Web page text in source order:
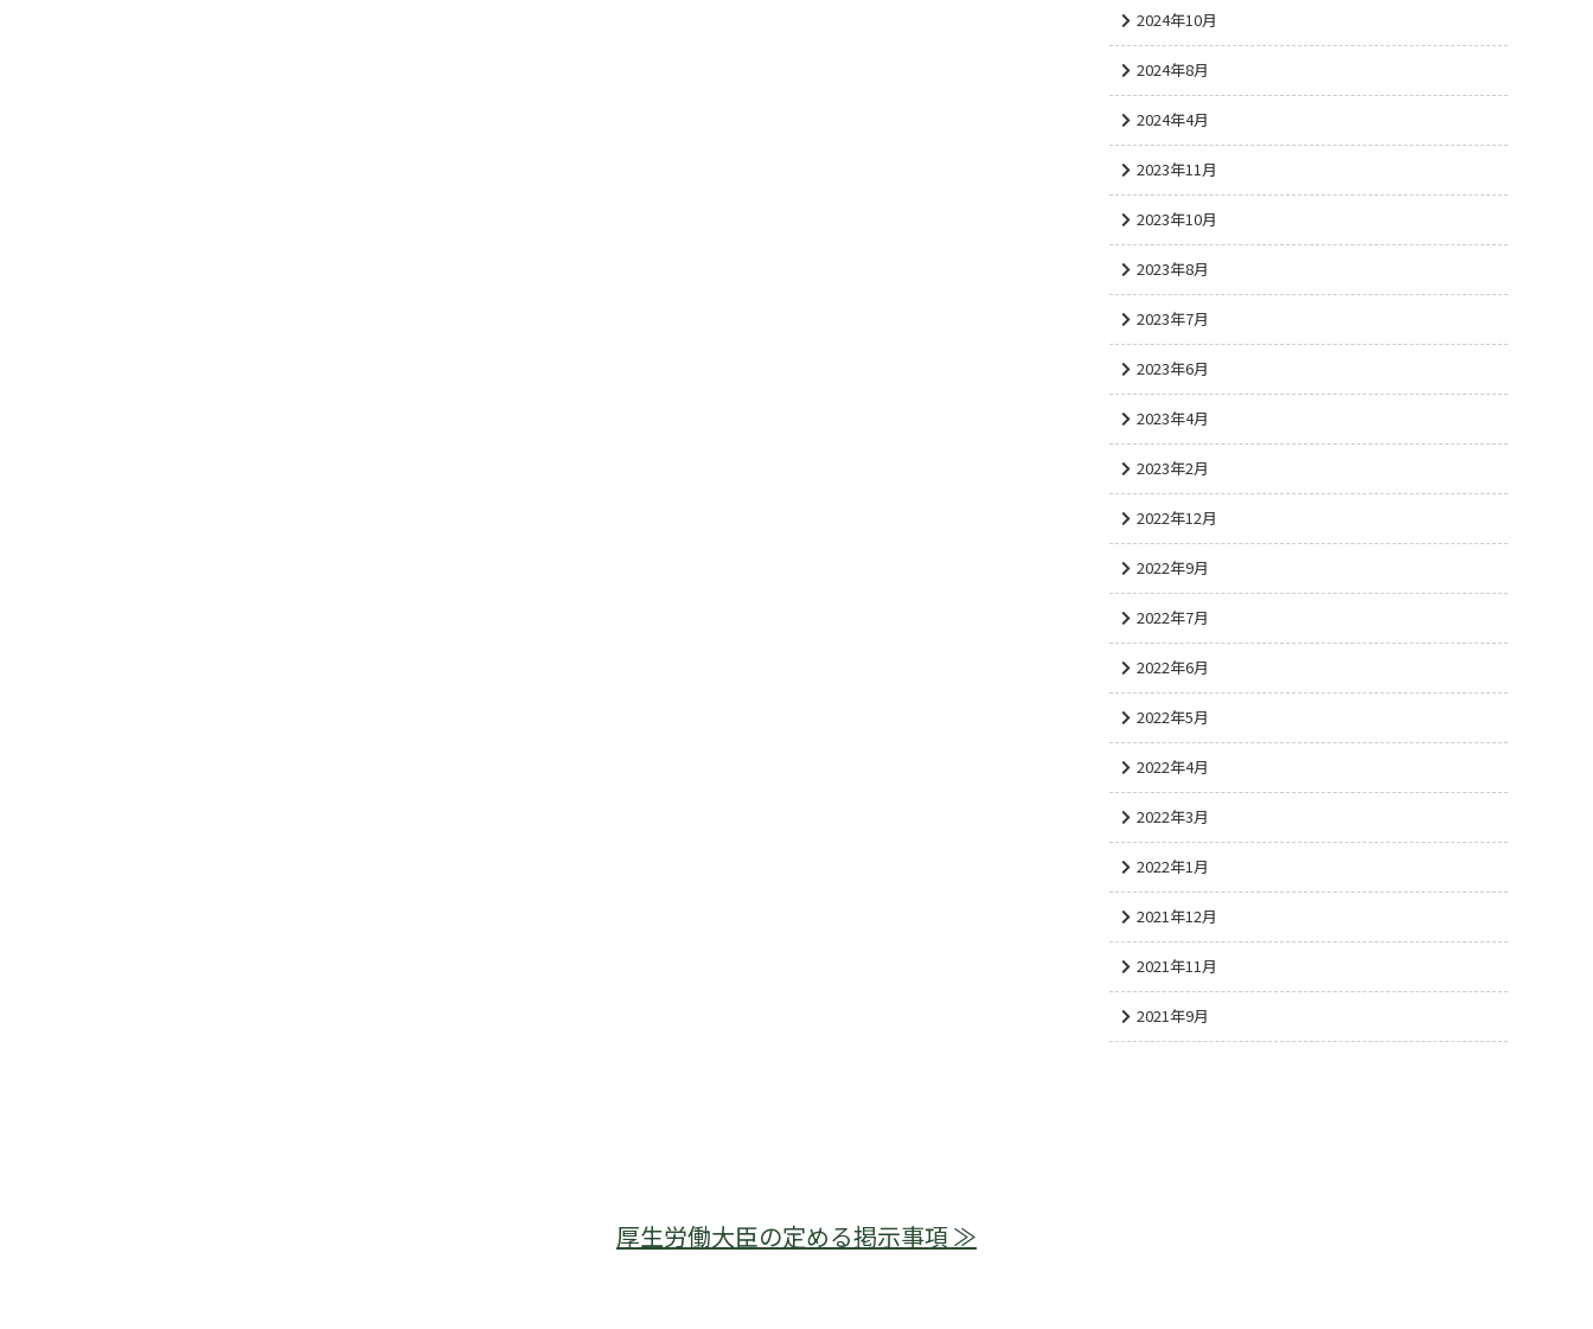
2024年10月
2024年8月
2024年4月
2023年11月
2023年10月
2023年8月
2023年7月
2023年6月
2023年4月
2023年2月
2022年12月
2022年9月
2022年7月
2022年6月
2022年5月
2022年4月
2022年3月
2022年1月
2021年12月
2021年11月
2021年9月
厚生労働大臣の定める掲示事項 ≫